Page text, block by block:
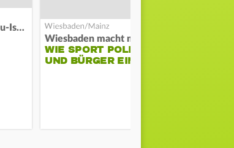
Auf Spielplatz in Neu-Isenburg
Wiesbaden macht mobil
WIE SPORT POLIZEI
UND BÜRGER EINT